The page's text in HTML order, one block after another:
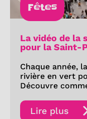
Fêtes
La vidéo de la
pour la Saint-
Chaque année,
rivière en vert
Découvre
Lire plus